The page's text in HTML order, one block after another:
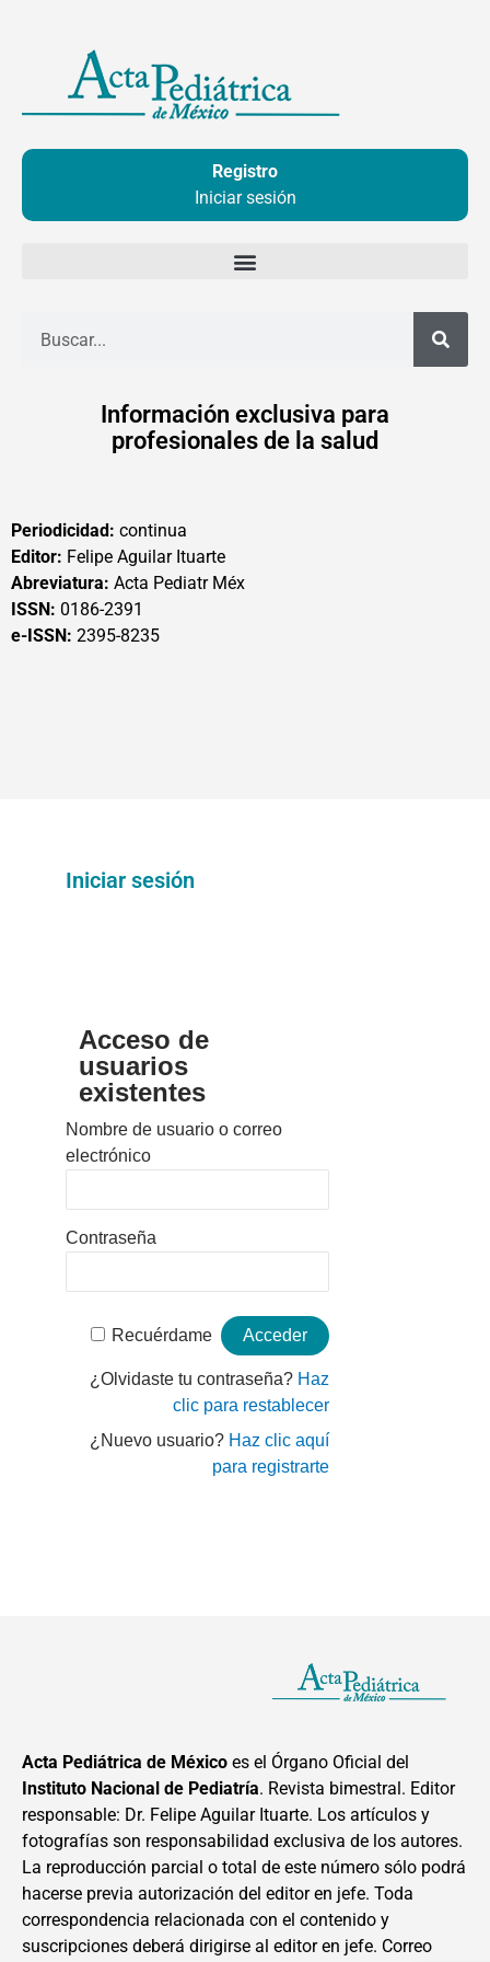
contenido
Registro
Iniciar sesión
Información exclusiva para
profesionales de la salud
Periodicidad: continua
Editor: Felipe Aguilar Ituarte
Abreviatura: Acta Pediatr Méx
ISSN: 0186-2391
e-ISSN: 2395-8235
Iniciar sesión
Acceso de
usuarios
existentes
Nombre de usuario o correo
electrónico
Contraseña
Recuérdame
¿Olvidaste tu contraseña? Haz
clic para restablecer
¿Nuevo usuario? Haz clic aquí
para registrarte
Acta Pediátrica de México es el Órgano Oficial del
Instituto Nacional de Pediatría. Revista bimestral. Editor
responsable: Dr. Felipe Aguilar Ituarte. Los artículos y
fotografías son responsabilidad exclusiva de los autores.
La reproducción parcial o total de este número sólo podrá
hacerse previa autorización del editor en jefe. Toda
correspondencia relacionada con el contenido y
suscripciones deberá dirigirse al editor en jefe. Correo